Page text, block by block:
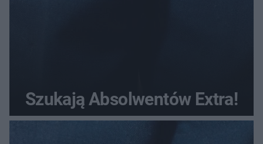
Szukają Absolwentów Extra!